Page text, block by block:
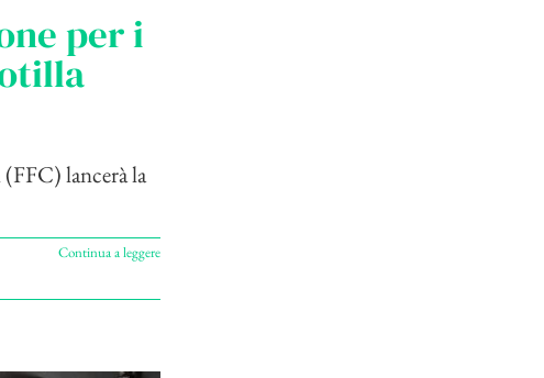
per i
lancerà la
Continua a leggere